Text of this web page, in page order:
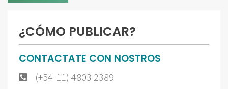
¿CÓMO PUBLICAR?
CONTACTATE CON NOSTROS
(+54-11) 4803 2389